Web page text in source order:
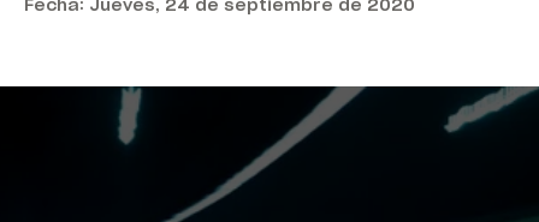
Fecha: Jueves, 24 de septiembre de 2020